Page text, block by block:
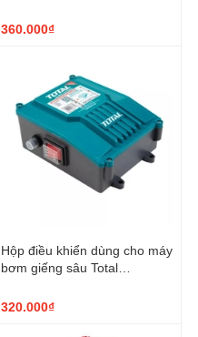
360.000₫
Hộp điều khiển dùng cho máy
bơm giếng sâu Total
320.000₫